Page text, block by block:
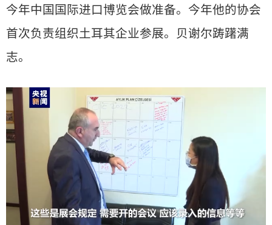
今年中国国际进口博览会做准备。今年他的协会
首次负责组织土耳其企业参展。贝谢尔踌躇满
志。